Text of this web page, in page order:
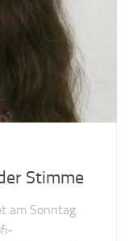
Stimme
am Sonntag.